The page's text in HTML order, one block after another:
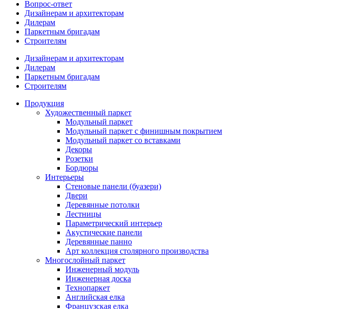
Вопрос-ответ
Дизайнерам и архитекторам
Дилерам
Паркетным бригадам
Строителям
Дизайнерам и архитекторам
Дилерам
Паркетным бригадам
Строителям
Продукция
Художественный паркет
Модульный паркет
Модульный паркет с финишным покрытием
Модульный паркет со вставками
Декоры
Розетки
Бордюры
Интерьеры
Стеновые панели (буазери)
Двери
Деревянные потолки
Лестницы
Параметрический интерьер
Акустические панели
Деревянные панно
Арт коллекция столярного производства
Многослойный паркет
Инженерный модуль
Инженерная доска
Технопаркет
Английская елка
Французская елка